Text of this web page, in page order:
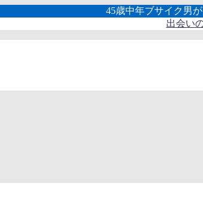
45歳中年ブサイク男
出会い